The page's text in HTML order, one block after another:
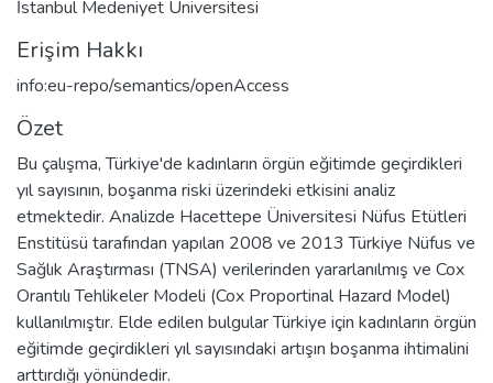
İstanbul Medeniyet Üniversitesi
Erişim Hakkı
info:eu-repo/semantics/openAccess
Özet
Bu çalışma, Türkiye'de kadınların örgün eğitimde geçirdikleri
yıl sayısının, boşanma riski üzerindeki etkisini analiz
etmektedir. Analizde Hacettepe Üniversitesi Nüfus Etütleri
Enstitüsü tarafından yapılan 2008 ve 2013 Türkiye Nüfus ve
Sağlık Araştırması (TNSA) verilerinden yararlanılmış ve Cox
Orantılı Tehlikeler Modeli (Cox Proportinal Hazard Model)
kullanılmıştır. Elde edilen bulgular Türkiye için kadınların örgün
eğitimde geçirdikleri yıl sayısındaki artışın boşanma ihtimalini
arttırdığı yönündedir.